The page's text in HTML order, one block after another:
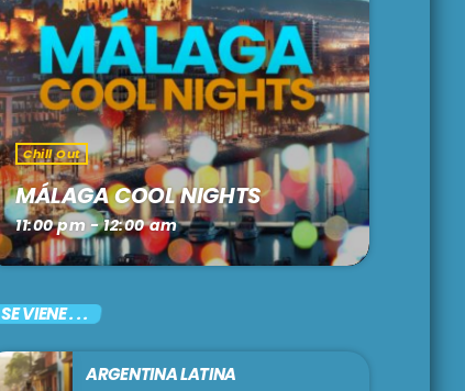
Chill Out
MÁLAGA COOL NIGHTS
11:00 pm - 12:00 am
SE VIENE . . .
ARGENTINA LATINA